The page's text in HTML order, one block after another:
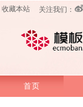
收藏本站 关注我们：
首页